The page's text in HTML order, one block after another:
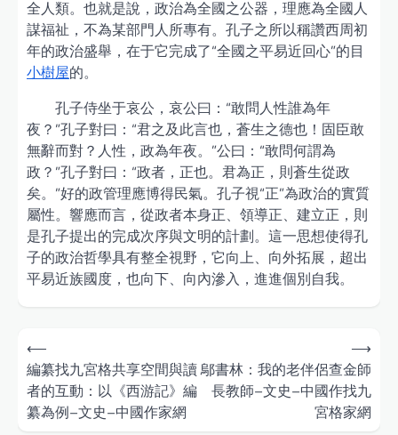
全人類。也就是說，政治為全國之公器，理應為全國人
謀福祉，不為某部門人所專有。孔子之所以稱讚西周初
年的政治盛舉，在于它完成了“全國之平易近回心”的目
小樹屋的。
孔子侍坐于哀公，哀公曰：“敢問人性誰為年
夜？”孔子對曰：“君之及此言也，蒼生之德也！固臣敢
無辭而對？人性，政為年夜。”公曰：“敢問何謂為
政？”孔子對曰：“政者，正也。君為正，則蒼生從政
矣。”好的政管理應博得民氣。孔子視“正”為政治的實質
屬性。響應而言，從政者本身正、領導正、建立正，則
是孔子提出的完成次序與文明的計劃。這一思想使得孔
子的政治哲學具有整全視野，它向上、向外拓展，超出
平易近族國度，也向下、向內滲入，進進個別自我。
Post
navigation
⟵
編纂找九宮格共享空間與讀
者的互動：以《西游記》編
纂為例–文史–中國作家網
鄔書林：我的老伴侶查金師
長教師–文史–中國作找九
宮格家網
⟶